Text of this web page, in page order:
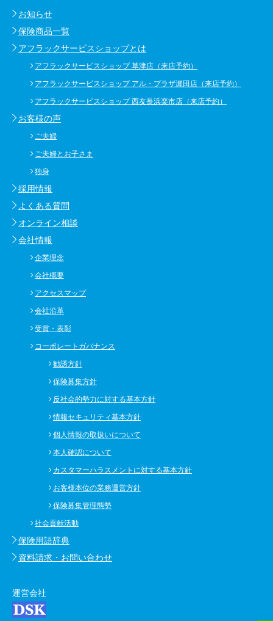
お知らせ
保険商品一覧
アフラックサービスショップとは
アフラックサービスショップ 草津店（来店予約）
アフラックサービスショップ アル・プラザ瀬田店（来店予約）
アフラックサービスショップ 西友長浜楽市店（来店予約）
お客様の声
ご夫婦
ご夫婦とお子さま
独身
採用情報
よくある質問
オンライン相談
会社情報
企業理念
会社概要
アクセスマップ
会社沿革
受賞・表彰
コーポレートガバナンス
勧誘方針
保険募集方針
反社会的勢力に対する基本方針
情報セキュリティ基本方針
個人情報の取扱いについて
本人確認について
カスタマーハラスメントに対する基本方針
お客様本位の業務運営方針
保険募集管理態勢
社会貢献活動
保険用語辞典
資料請求・お問い合わせ
運営会社